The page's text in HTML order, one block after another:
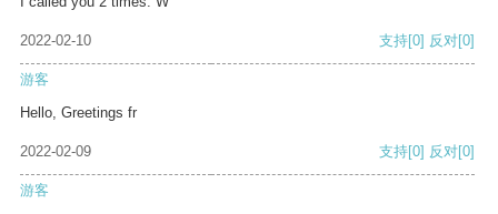
2022-02-10 支持[0] 反对[0]
游客
Hello, Greetings fr
2022-02-09 支持[0] 反对[0]
游客